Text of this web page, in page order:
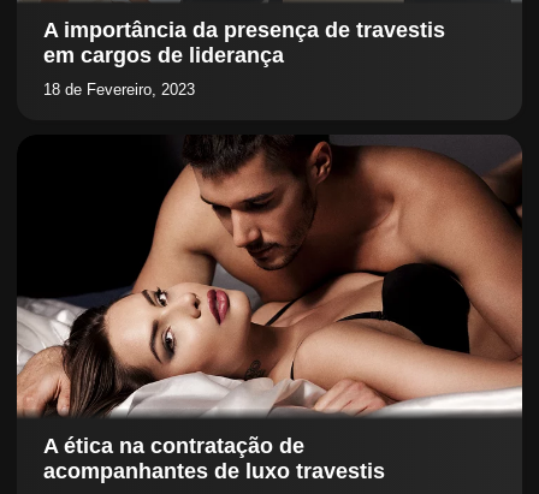
A importância da presença de travestis
em cargos de liderança
18 de Fevereiro, 2023
A ética na contratação de
acompanhantes de luxo travestis